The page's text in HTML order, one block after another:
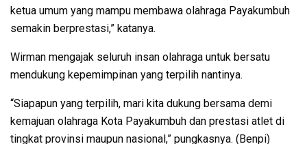
ketua umum yang mampu membawa olahraga Payakumbuh
semakin berprestasi,” katanya.
Wirman mengajak seluruh insan olahraga untuk bersatu
mendukung kepemimpinan yang terpilih nantinya.
“Siapapun yang terpilih, mari kita dukung bersama demi
kemajuan olahraga Kota Payakumbuh dan prestasi atlet di
tingkat provinsi maupun nasional,” pungkasnya. (Benpi)